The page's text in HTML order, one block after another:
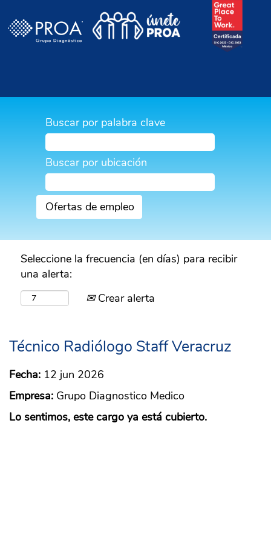
Buscar por palabra clave
Buscar por ubicación
Seleccione la frecuencia (en días) para recibir
una alerta:
Crear alerta
Técnico Radiólogo Staff Veracruz
Fecha: 12 jun 2026
Empresa: Grupo Diagnostico Medico
Lo sentimos, este cargo ya está cubierto.